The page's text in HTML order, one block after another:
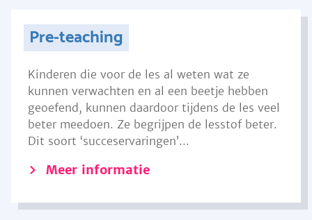
Pre-teaching
Kinderen die voor de les al weten wat ze
kunnen verwachten en al een beetje hebben
geoefend, kunnen daardoor tijdens de les veel
beter meedoen. Ze begrijpen de lesstof beter.
Dit soort ‘succeservaringen’...
Meer informatie